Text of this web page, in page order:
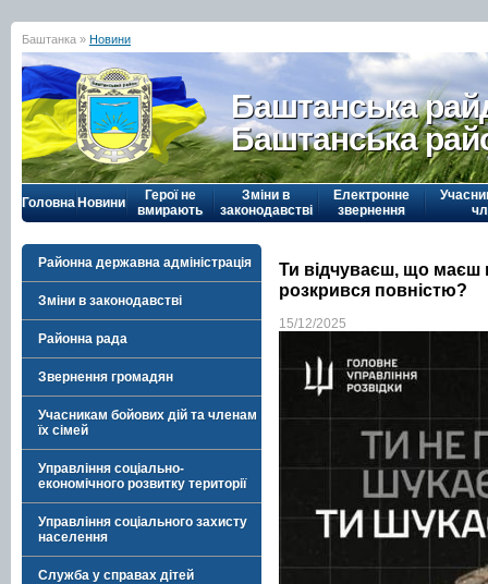
Баштанка » Новини
Баштанська
Баштанська
Головна Новини
Герої не
вмирають
Зміни в
законодавстві
Електронне
звернення
Районна державна адміністрація
Зміни в законодавстві
Районна рада
Звернення громадян
Учасникам бойових дій та членам
їх сімей
Управління соціально-
економічного розвитку території
Управління соціального захисту
населення
Служба у справах дітей
Ти відчуваєш, що маєш
розкрився повністю?
15/12/2025